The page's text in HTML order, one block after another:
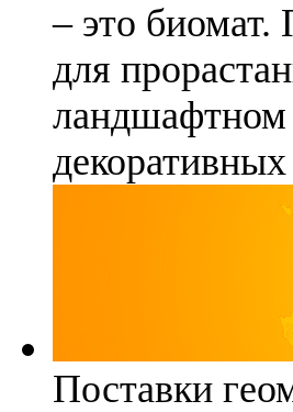
– это биомат.
для
ландшафтном
Поставки